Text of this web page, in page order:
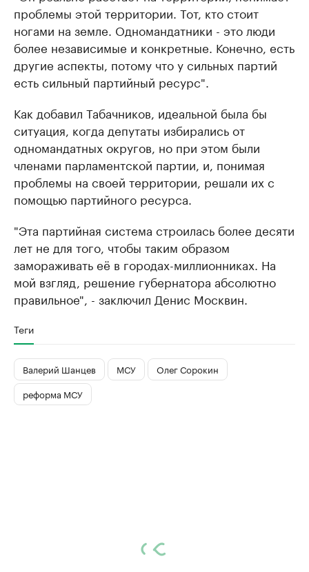
проблемы этой территории. Тот, кто стоит
ногами на земле. Одномандатники - это люди
более независимые и конкретные. Конечно, есть
другие аспекты, потому что у сильных партий
есть сильный партийный ресурс".
Как добавил Табачников, идеальной была бы
ситуация, когда депутаты избирались от
одномандатных округов, но при этом были
членами парламентской партии, и, понимая
проблемы на своей территории, решали их с
помощью партийного ресурса.
"Эта партийная система строилась более десяти
лет не для того, чтобы таким образом
замораживать её в городах-миллионниках. На
мой взгляд, решение губернатора абсолютно
правильное", - заключил Денис Москвин.
Теги
Валерий Шанцев МСУ
Олег Сорокин
реформа МСУ